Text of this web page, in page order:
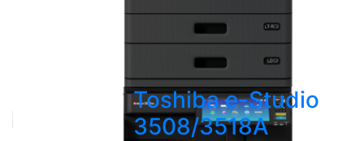
Toshiba e-Studio
3508/3518A